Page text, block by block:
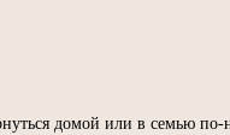
домой или в семью